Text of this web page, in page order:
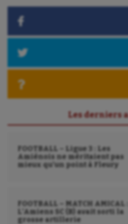
Plongée
Sarbacane
Sport adapté
Sport handicap
Sport santé
Sport-entreprise
Tir
Les derniers
FOOTBALL – Ligue 3 : Les
Amiénois ne méritaient pas
mieux qu’un point à Fleury
FOOTBALL – MATCH AMICAL :
L’Amiens SC (B) avait sorti la
grosse artillerie